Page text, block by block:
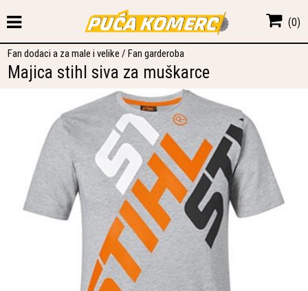
(0)
Fan dodaci a za male i velike /Fan garderoba
Majica stihl siva za muškarce